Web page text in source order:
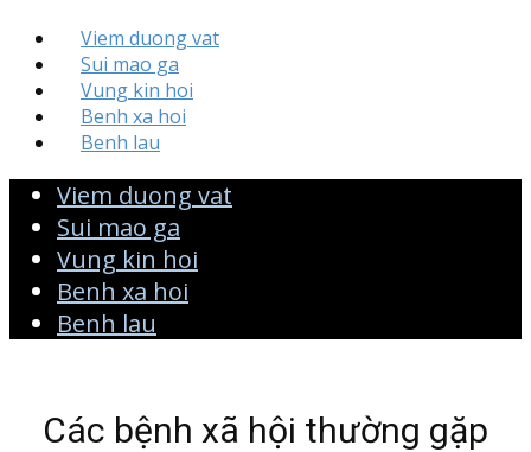
Viem duong vat
Sui mao ga
Vung kin hoi
Benh xa hoi
Benh lau
Viem duong vat
Sui mao ga
Vung kin hoi
Benh xa hoi
Benh lau
Các bệnh xã hội thường gặp